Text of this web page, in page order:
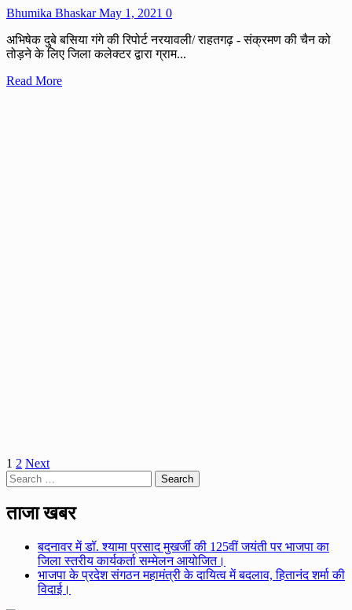
निरीक्षण।
Bhumika BhaskarMay 1, 2021 0
अभिषेक दुबे बसिया गंगे की रिपोर्ट नरयावली/ राहतगढ़ - संक्रमण की चैन को
तोड़ने के लिए जिला कलेक्टर द्वारा ग्राम...
Read MoreRead
Posts
pagination
1 2 Next
Search
for:
ताजा खबर
बदनावर में डॉ. श्यामा प्रसाद मुखर्जी की 125वीं जयंती पर भाजपा का
जिला स्तरीय कार्यकर्ता सम्मेलन आयोजित।
भाजपा के प्रदेश संगठन महामंत्री के दायित्व में बदलाव, हितानंद शर्मा की
विदाई।